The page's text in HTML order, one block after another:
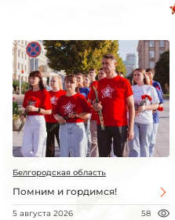
Белгородская область
Помним и гордимся!
5 августа 2026 58